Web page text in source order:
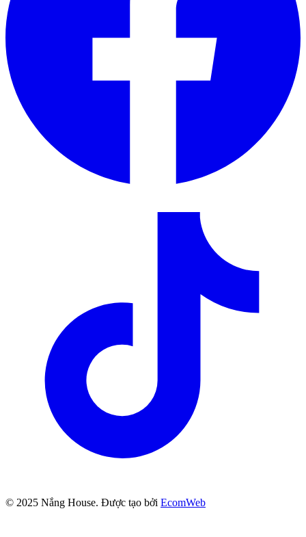
© 2025 Nắng House. Được tạo bởi EcomWeb